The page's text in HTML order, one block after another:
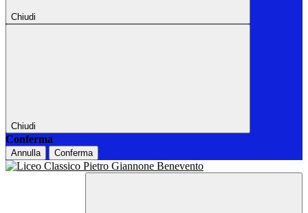
Chiudi
Chiudi
Conferma
Annulla Conferma